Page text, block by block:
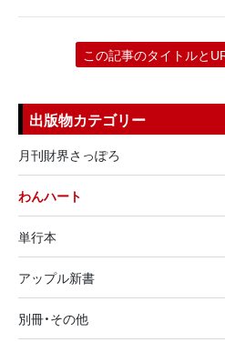
この記事のタイトルと
出版物カテゴリー
月刊財界さっぽろ
わんハート
単行本
アップル新書
別冊・その他